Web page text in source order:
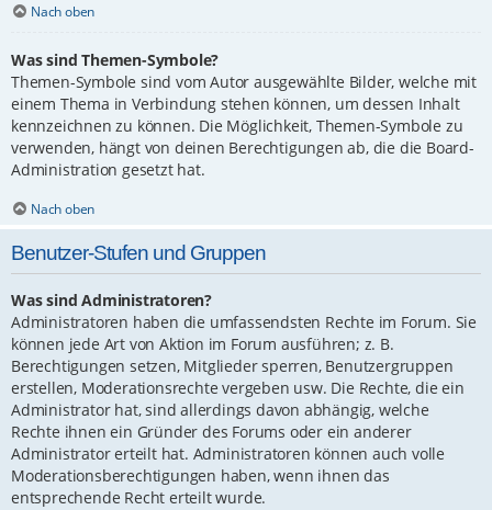
Nach oben
Was sind Themen-Symbole?
Themen-Symbole sind vom Autor ausgewählte Bilder, welche mit
einem Thema in Verbindung stehen können, um dessen Inhalt
kennzeichnen zu können. Die Möglichkeit, Themen-Symbole zu
verwenden, hängt von deinen Berechtigungen ab, die die Board-
Administration gesetzt hat.
Nach oben
Benutzer-Stufen und Gruppen
Was sind Administratoren?
Administratoren haben die umfassendsten Rechte im Forum. Sie
können jede Art von Aktion im Forum ausführen; z. B.
Berechtigungen setzen, Mitglieder sperren, Benutzergruppen
erstellen, Moderationsrechte vergeben usw. Die Rechte, die ein
Administrator hat, sind allerdings davon abhängig, welche
Rechte ihnen ein Gründer des Forums oder ein anderer
Administrator erteilt hat. Administratoren können auch volle
Moderationsberechtigungen haben, wenn ihnen das
entsprechende Recht erteilt wurde.